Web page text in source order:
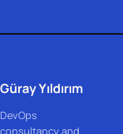
Güray Yıldırım
DevOps
consultancy and